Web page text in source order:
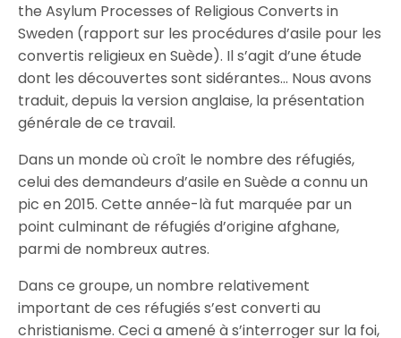
the Asylum Processes of Religious Converts in
Sweden (rapport sur les procédures d’asile pour les
convertis religieux en Suède). Il s’agit d’une étude
dont les découvertes sont sidérantes… Nous avons
traduit, depuis la version anglaise, la présentation
générale de ce travail.
Dans un monde où croît le nombre des réfugiés,
celui des demandeurs d’asile en Suède a connu un
pic en 2015. Cette année-là fut marquée par un
point culminant de réfugiés d’origine afghane,
parmi de nombreux autres.
Dans ce groupe, un nombre relativement
important de ces réfugiés s’est converti au
christianisme. Ceci a amené à s’interroger sur la foi,